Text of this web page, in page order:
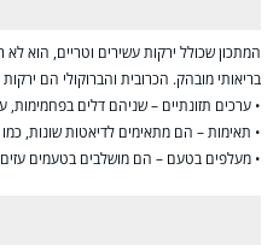
המתכון שכולל ירקות עשירים וטריים, הוא
בריאותי מובהק. הכרובית והברוקולי הם ירקות
• ערכים תזונתיים – שניהם דלים בפחמימות,
• תאימות – הם מתאימים לדיאטות שונות, כמו
• מעלפים בטעם – הם מושלבים בטעמים